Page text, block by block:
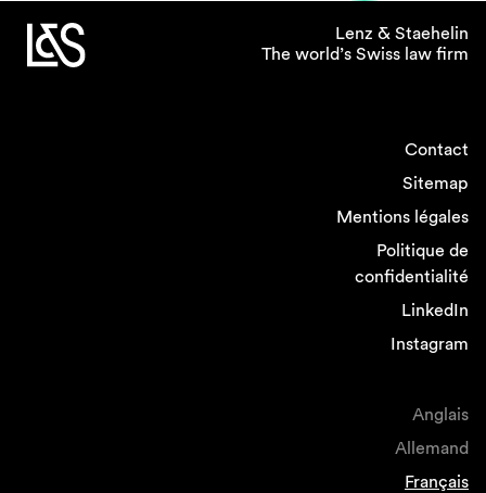
Lenz & Staehelin
The world’s Swiss law firm
Contact
Sitemap
Mentions légales
Politique de
confidentialité
LinkedIn
Instagram
Anglais
Allemand
Français